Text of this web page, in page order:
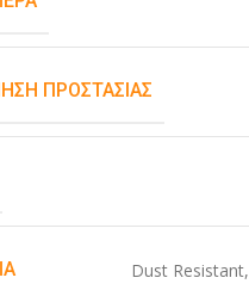
ΠΡΟΣΤΑΣΊΑΣ
Dust Resistant,